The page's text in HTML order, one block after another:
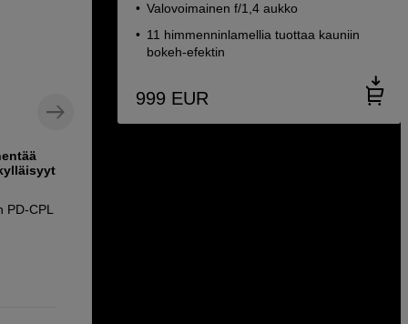
67
CPL
Valovoimainen f/1,4 aukko
11 himmenninlamellia tuottaa kauniin
bokeh-efektin
999 EUR